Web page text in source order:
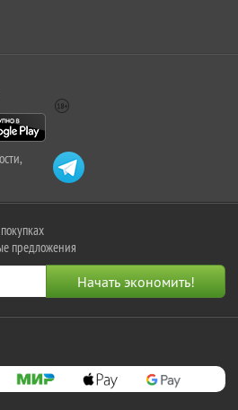
предложения